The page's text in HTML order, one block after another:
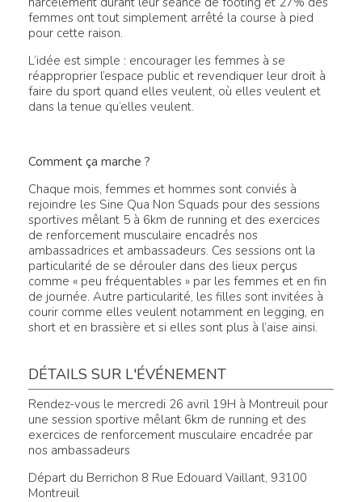
femmes ont tout simplement arrêté la course à pied
pour cette raison.
L’idée est simple : encourager les femmes à se
réapproprier l’espace public et revendiquer leur droit à
faire du sport quand elles veulent, où elles veulent et
dans la tenue qu’elles veulent.
Comment ça marche ?
Chaque mois, femmes et hommes sont conviés à
rejoindre les Sine Qua Non Squads pour des sessions
sportives mêlant 5 à 6km de running et des exercices
de renforcement musculaire encadrés nos
ambassadrices et ambassadeurs. Ces sessions ont la
particularité de se dérouler dans des lieux perçus
comme « peu fréquentables » par les femmes et en fin
de journée. Autre particularité, les filles sont invitées à
courir comme elles veulent notamment en legging, en
short et en brassière et si elles sont plus à l’aise ainsi.
DÉTAILS SUR L'ÉVÉNEMENT
Rendez-vous le mercredi 26 avril 19H à Montreuil pour
une session sportive mêlant 6km de running et des
exercices de renforcement musculaire encadrée par
nos ambassadeurs
Départ du Berrichon 8 Rue Edouard Vaillant, 93100
Montreuil